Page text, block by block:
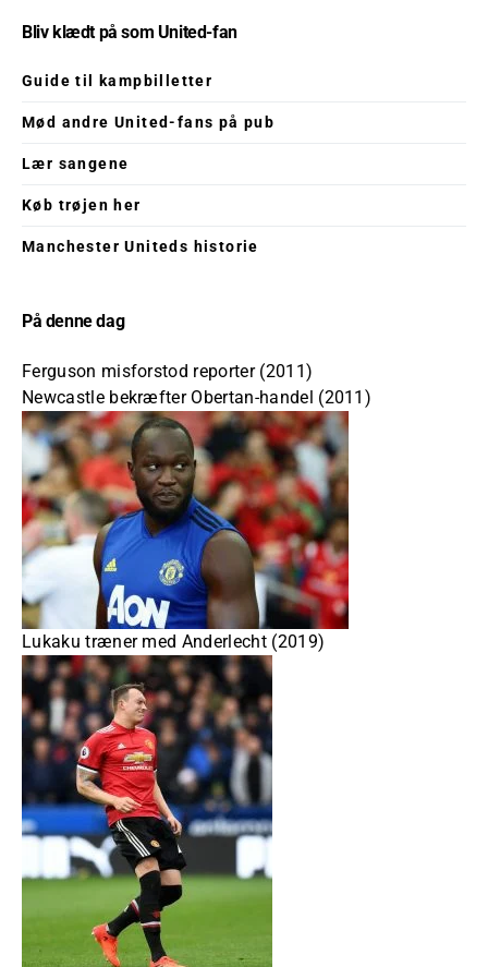
Bliv klædt på som United-fan
Guide til kampbilletter
Mød andre United-fans på pub
Lær sangene
Køb trøjen her
Manchester Uniteds historie
På denne dag
Ferguson misforstod reporter (2011)
Newcastle bekræfter Obertan-handel (2011)
Lukaku træner med Anderlecht (2019)